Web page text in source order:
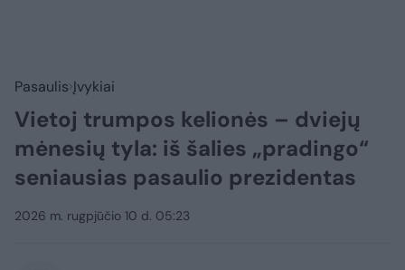
Pasaulis Įvykiai
Vietoj trumpos kelionės – dviejų
mėnesių tyla: iš šalies „pradingo“
seniausias pasaulio prezidentas
2026 m. rugpjūčio 10 d. 05:23